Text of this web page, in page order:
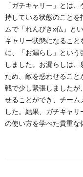
「ガチキャリー」とは
持している状態のことを
ムで「れんぴきx仏」と
キャリー状態になること
に、「お漏らし」とい
しました。お漏らしは
ため、敵を惑わせるこ
戦で少し緊張しましたが
せることができ、チーム
した。結果、ガチキャ
の使い方を学べた貴重な